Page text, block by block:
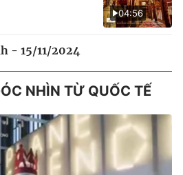
04:56
- 15/11/2024
NHÌN TỪ QUỐC TẾ